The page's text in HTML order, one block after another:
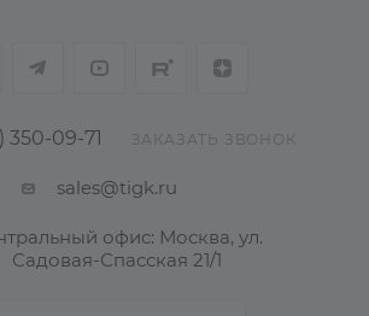
350-09-71 ЗАКАЗАТЬ ЗВОНОК
sales@tigk.ru
офис: Москва, ул.
Садовая-Спасская 21/1